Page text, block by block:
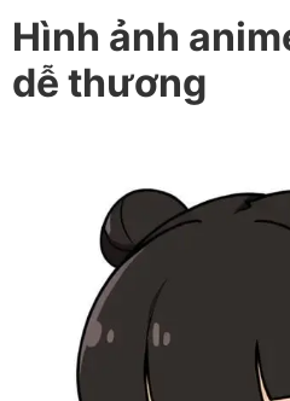
Hình ảnh
dễ thương